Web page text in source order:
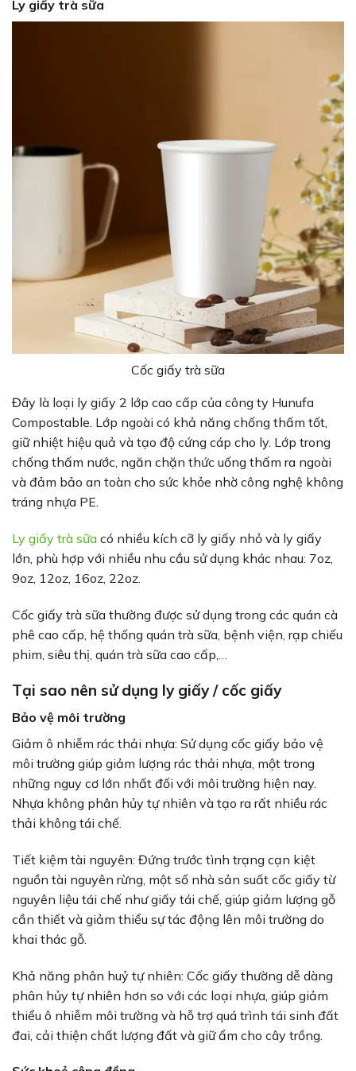
Ly giấy trà sữa
Cốc giấy trà sữa
Đây là loại ly giấy 2 lớp cao cấp của công ty Hunufa
Compostable. Lớp ngoài có khả năng chống thấm tốt,
giữ nhiệt hiệu quả và tạo độ cứng cáp cho ly. Lớp trong
chống thấm nước, ngăn chặn thức uống thấm ra ngoài
và đảm bảo an toàn cho sức khỏe nhờ công nghệ không
tráng nhựa PE.
Ly giấy trà sữa có nhiều kích cỡ ly giấy nhỏ và ly giấy
lớn, phù hợp với nhiều nhu cầu sử dụng khác nhau: 7oz,
9oz, 12oz, 16oz, 22oz.
Cốc giấy trà sữa thường được sử dụng trong các quán cà
phê cao cấp, hệ thống quán trà sữa, bệnh viện, rạp chiếu
phim, siêu thị, quán trà sữa cao cấp,…
Tại sao nên sử dụng ly giấy / cốc giấy
Bảo vệ môi trường
Giảm ô nhiễm rác thải nhựa: Sử dụng cốc giấy bảo vệ
môi trường giúp giảm lượng rác thải nhựa, một trong
những nguy cơ lớn nhất đối với môi trường hiện nay.
Nhựa không phân hủy tự nhiên và tạo ra rất nhiều rác
thải không tái chế.
Tiết kiệm tài nguyên: Đứng trước tình trạng cạn kiệt
nguồn tài nguyên rừng, một số nhà sản suất cốc giấy từ
nguyên liệu tái chế như giấy tái chế, giúp giảm lượng gỗ
cần thiết và giảm thiểu sự tác động lên môi trường do
khai thác gỗ.
Khả năng phân huỷ tự nhiên: Cốc giấy thường dễ dàng
phân hủy tự nhiên hơn so với các loại nhựa, giúp giảm
thiểu ô nhiễm môi trường và hỗ trợ quá trình tái sinh đất
đai, cải thiện chất lượng đất và giữ ẩm cho cây trồng.